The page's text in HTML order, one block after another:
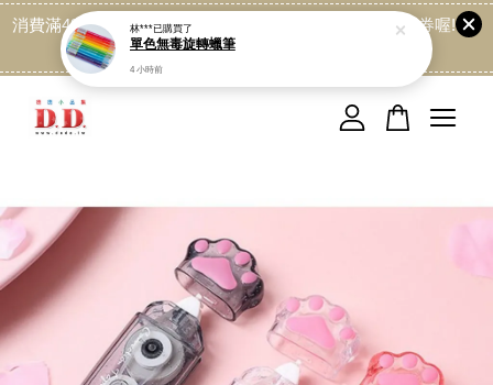
消費滿499免運喔, 記得加LINE:@dede168 領取專屬折扣券喔!
點我
您的購物車目前還是空的。
林***已購買了
單色無毒旋轉蠟筆
4 小時前